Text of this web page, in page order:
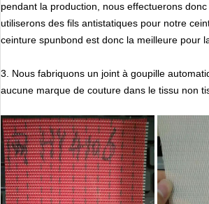
pendant la production, nous effectuerons
utiliserons des fils antistatiques pour notre
ceinture spunbond est donc la meilleure pour
3. Nous fabriquons un joint à goupille
aucune marque de couture dans le tissu non